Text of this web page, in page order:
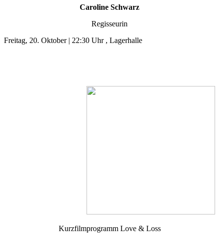
Caroline Schwarz
Regisseurin
Freitag, 20. Oktober | 22:30 Uhr , Lagerhalle
Kurzfilmprogramm Love & Loss